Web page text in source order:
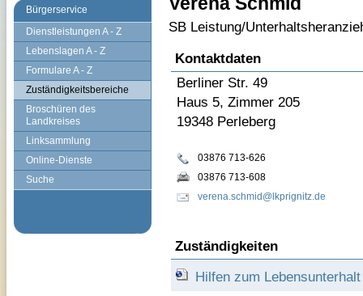
Bürgerservice
Dienstleistungen A - Z
Lebenslagen A - Z
Formulare A - Z
Zuständigkeitsbereiche
Broschüren des
Landkreises
Linksammlung
Online-Dienste
Suche
SB Leistung/
Kontaktdaten
Berliner Str. 49
Haus 5, Zimmer 205
19348 Perleberg
03876 713-626
03876 713-608
verena.schmid@lkprignitz.de
Zuständigkeiten
Hilfen zum Lebensunterhalt